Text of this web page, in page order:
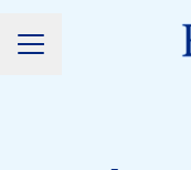
KARRIEREMENY